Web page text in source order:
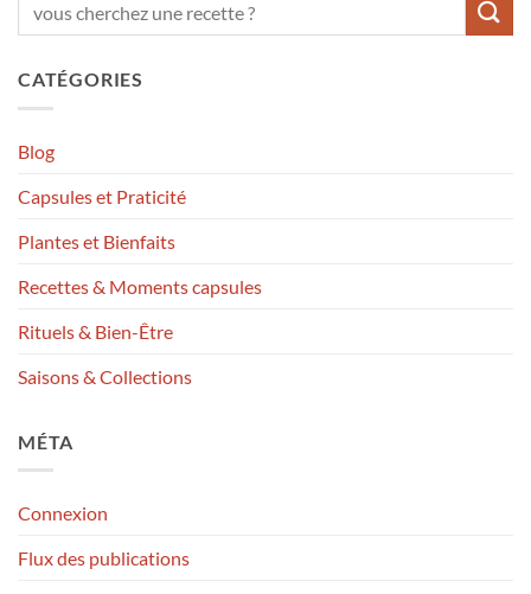
CATÉGORIES
Blog
Capsules et Praticité
Plantes et Bienfaits
Recettes & Moments capsules
Rituels & Bien-Être
Saisons & Collections
MÉTA
Connexion
Flux des publications